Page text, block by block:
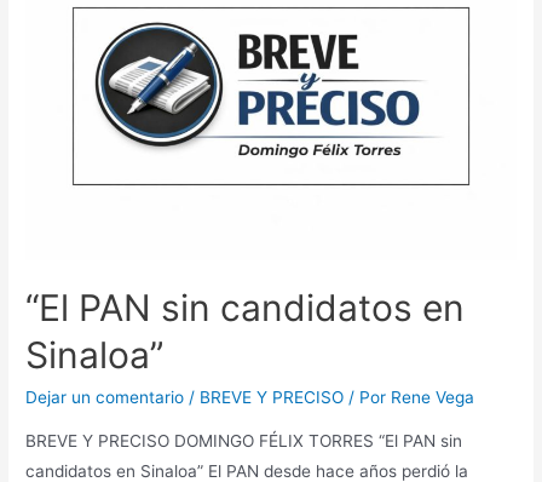
“El PAN sin candidatos en
Sinaloa”
Dejar un comentario / BREVE Y PRECISO / Por Rene Vega
BREVE Y PRECISO DOMINGO FÉLIX TORRES “El PAN sin
candidatos en Sinaloa” El PAN desde hace años perdió la